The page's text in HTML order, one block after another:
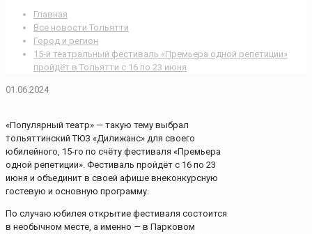
Главная
Все новости Тольятти
Город и регион
15-й театральный фестиваль «Премьера одной репетиции»
пройдёт в Тольятти с 16 по 23 июня
01.06.2024
«Популярный театр» — такую тему выбрал
тольяттинский ТЮЗ «Дилижанс» для своего
юбилейного, 15-го по счёту фестиваля «Премьера
одной репетиции». Фестиваль пройдёт с 16 по 23
июня и объединит в своей афише внеконкурсную
гостевую и основную программу.
По случаю юбилея открытие фестиваля состоится
в необычном месте, а именно — в Парковом